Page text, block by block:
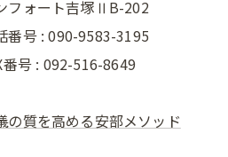
フォート吉塚ⅡB-202
番号 : 090-9583-3195
番号 : 092-516-8649
の質を高める安部メソッド